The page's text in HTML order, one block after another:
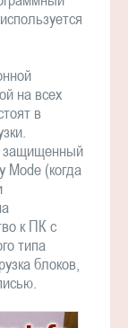
на всех
в
защищенный
Mode (когда
к ПК с
типа
блоков,